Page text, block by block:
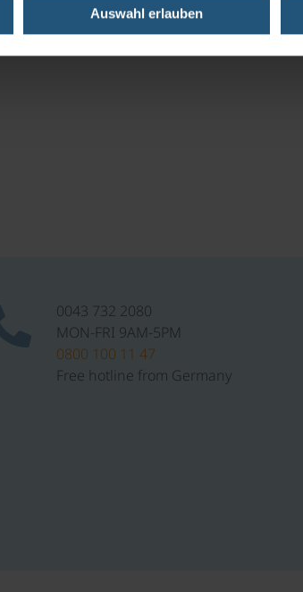
Auswahl erlauben
0043 732 2080
MON-FRI 9AM-5PM
0800 100 11 47
Free hotline from Germany